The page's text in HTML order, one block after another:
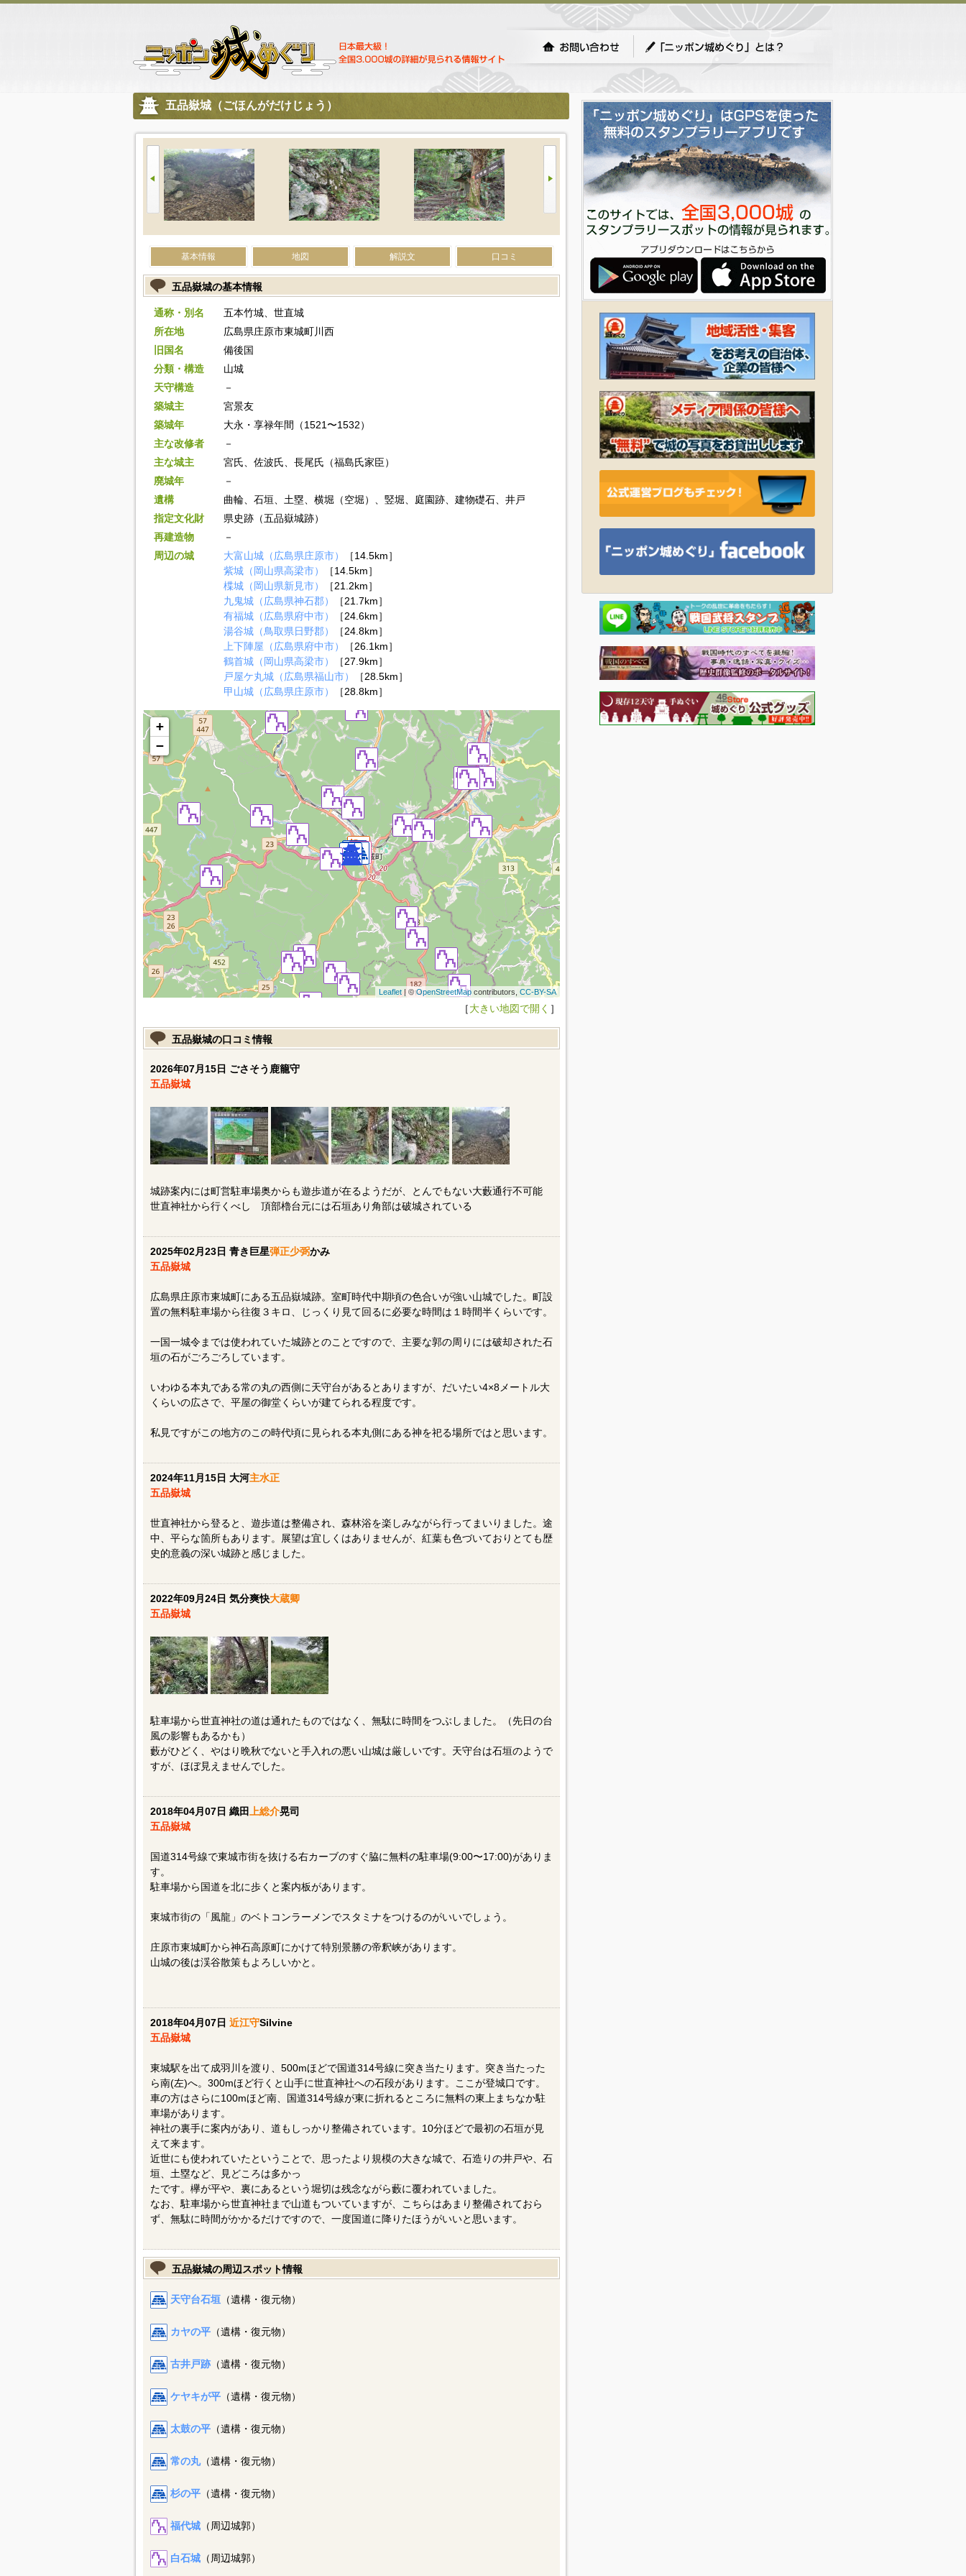
五品嶽城（ごほんがだけじょう）
基本情報 地図 解説文 口コミ
五品嶽城の基本情報
通称・別名
五本竹城、世直城
所在地
広島県庄原市東城町川西
旧国名
備後国
分類・構造
山城
天守構造
－
築城主
宮景友
築城年
大永・享禄年間（1521〜1532）
主な改修者
－
主な城主
宮氏、佐波氏、長尾氏（福島氏家臣）
廃城年
－
遺構
曲輪、石垣、土塁、横堀（空堀）、竪堀、庭園跡、建物礎石、井戸
指定文化財
県史跡（五品嶽城跡）
再建造物
－
周辺の城
大富山城（広島県庄原市）
［14.5km］
紫城（岡山県高梁市）
［14.5km］
楪城（岡山県新見市）
［21.2km］
九鬼城（広島県神石郡）
［21.7km］
有福城（広島県府中市）
［24.6km］
湯谷城（鳥取県日野郡）
［24.8km］
上下陣屋（広島県府中市）
［26.1km］
鶴首城（岡山県高梁市）
［27.9km］
戸屋ケ丸城（広島県福山市）
［28.5km］
甲山城（広島県庄原市）
［28.8km］
+
−
Leaflet| ©OpenStreetMapcontributors, CC-BY-SA
［大きい地図で開く ］
五品嶽城の口コミ情報
2026年07月15日 ごさそう鹿籠守
五品嶽城
城跡案内には町営駐車場奥からも遊歩道が在るようだが、とんでもない大藪通行不可能
世直神社から行くべし 頂部櫓台元には石垣あり角部は破城されている
2025年02月23日 青き巨星弾正少弼かみ
五品嶽城
広島県庄原市東城町にある五品嶽城跡。室町時代中期頃の色合いが強い山城でした。町設
置の無料駐車場から往復３キロ、じっくり見て回るに必要な時間は１時間半くらいです。
一国一城令までは使われていた城跡とのことですので、主要な郭の周りには破却された石
垣の石がごろごろしています。
いわゆる本丸である常の丸の西側に天守台があるとありますが、だいたい4×8メートル大
くらいの広さで、平屋の御堂くらいが建てられる程度です。
私見ですがこの地方のこの時代頃に見られる本丸側にある神を祀る場所ではと思います。
2024年11月15日 大河主水正
五品嶽城
世直神社から登ると、遊歩道は整備され、森林浴を楽しみながら行ってまいりました。途
中、平らな箇所もあります。展望は宜しくはありませんが、紅葉も色づいておりとても歴
史的意義の深い城跡と感じました。
2022年09月24日 気分爽快大蔵卿
五品嶽城
駐車場から世直神社の道は通れたものではなく、無駄に時間をつぶしました。（先日の台
風の影響もあるかも）
藪がひどく、やはり晩秋でないと手入れの悪い山城は厳しいです。天守台は石垣のようで
すが、ほぼ見えませんでした。
2018年04月07日 織田 上総介晃司
五品嶽城
国道314号線で東城市街を抜ける右カーブのすぐ脇に無料の駐車場(9:00〜17:00)がありま
す。
駐車場から国道を北に歩くと案内板があります。
東城市街の「風龍」のベトコンラーメンでスタミナをつけるのがいいでしょう。
庄原市東城町から神石高原町にかけて特別景勝の帝釈峡があります。
山城の後は渓谷散策もよろしいかと。
2018年04月07日 近江守Silvine
五品嶽城
東城駅を出て成羽川を渡り、500mほどで国道314号線に突き当たります。突き当たった
ら南(左)へ。300mほど行くと山手に世直神社への石段があります。ここが登城口です。
車の方はさらに100mほど南、国道314号線が東に折れるところに無料の東上まちなか駐
車場があります。
神社の裏手に案内があり、道もしっかり整備されています。10分ほどで最初の石垣が見
えて来ます。
近世にも使われていたということで、思ったより規模の大きな城で、石造りの井戸や、石
垣、土塁など、見どころは多かっ
たです。欅が平や、裏にあるという堀切は残念ながら藪に覆われていました。
なお、駐車場から世直神社まで山道もついていますが、こちらはあまり整備されておら
ず、無駄に時間がかかるだけですので、一度国道に降りたほうがいいと思います。
五品嶽城の周辺スポット情報
天守台石垣（遺構・復元物）
カヤの平（遺構・復元物）
古井戸跡（遺構・復元物）
ケヤキが平（遺構・復元物）
太鼓の平（遺構・復元物）
常の丸（遺構・復元物）
杉の平（遺構・復元物）
福代城（周辺城郭）
白石城（周辺城郭）